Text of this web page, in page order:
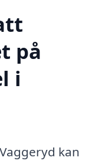
på
i
kan